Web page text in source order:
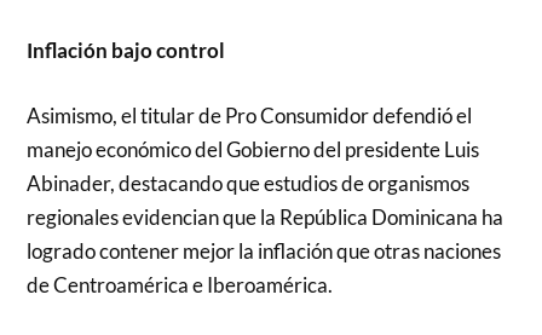
Inflación bajo control
Asimismo, el titular de Pro Consumidor defendió el
manejo económico del Gobierno del presidente Luis
Abinader, destacando que estudios de organismos
regionales evidencian que la República Dominicana ha
logrado contener mejor la inflación que otras naciones
de Centroamérica e Iberoamérica.